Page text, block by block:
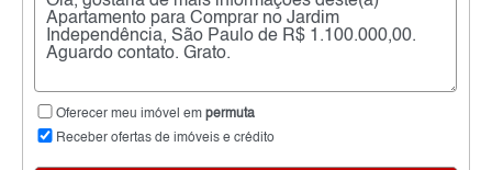
Oferecer meu imóvel em permuta
Receber ofertas de imóveis e crédito